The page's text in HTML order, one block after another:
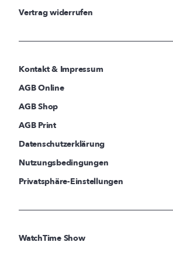
Vertrag widerrufen
Kontakt & Impressum
AGB Online
AGB Shop
AGB Print
Datenschutzerklärung
Nutzungsbedingungen
Privatsphäre-Einstellungen
WatchTime Show